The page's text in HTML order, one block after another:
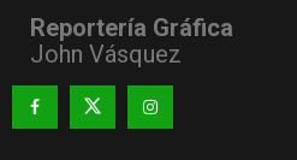
Reportería Gráfica
John Vásquez